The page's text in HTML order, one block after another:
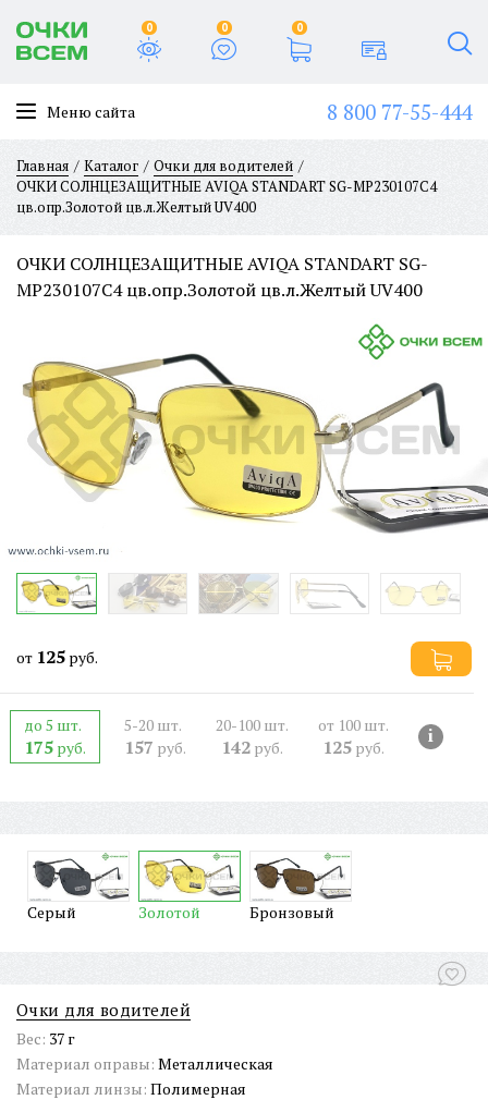
0 0 0
Меню сайта 8 800 77-55-444
Главная Каталог
Очки для водителей
ОЧКИ СОЛНЦЕЗАЩИТНЫЕ AVIQA STANDART SG-MP230107C4
цв.опр.Золотой цв.л.Желтый UV400
ОЧКИ СОЛНЦЕЗАЩИТНЫЕ AVIQA STANDART SG-
MP230107C4 цв.опр.Золотой цв.л.Желтый UV400
от 125 руб.
до 5 шт.
175руб.
5-20 шт.
157 руб.
20-100 шт.
142руб.
от 100 шт.
125руб.
i
Серый Золотой Бронзовый
Очки для водителей
Вес: 37 г
Материал оправы: Металлическая
Материал линзы: Полимерная